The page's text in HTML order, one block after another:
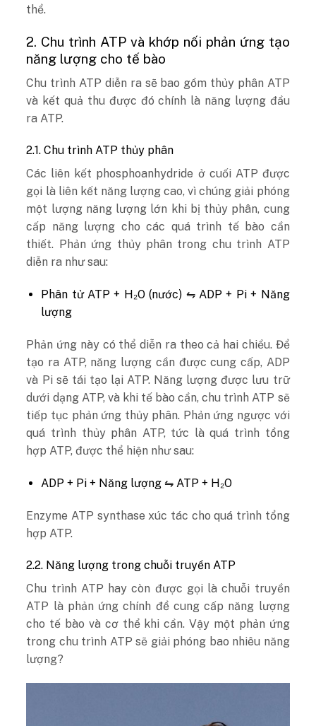
thể.
2. Chu trình ATP và khớp nối phản ứng tạo
năng lượng cho tế bào
Chu trình ATP diễn ra sẽ bao gồm thủy phân ATP
và kết quả thu được đó chính là năng lượng đầu
ra ATP.
2.1. Chu trình ATP thủy phân
Các liên kết phosphoanhydride ở cuối ATP được
gọi là liên kết năng lượng cao, vì chúng giải phóng
một lượng năng lượng lớn khi bị thủy phân, cung
cấp năng lượng cho các quá trình tế bào cần
thiết. Phản ứng thủy phân trong chu trình ATP
diễn ra như sau:
Phân tử ATP + H₂O (nước) ⇋ ADP + Pi + Năng
lượng
Phản ứng này có thể diễn ra theo cả hai chiều. Để
tạo ra ATP, năng lượng cần được cung cấp, ADP
và Pi sẽ tái tạo lại ATP. Năng lượng được lưu trữ
dưới dạng ATP, và khi tế bào cần, chu trình ATP sẽ
tiếp tục phản ứng thủy phân. Phản ứng ngược với
quá trình thủy phân ATP, tức là quá trình tổng
hợp ATP, được thể hiện như sau:
ADP + Pi + Năng lượng ⇋ ATP + H₂O
Enzyme ATP synthase xúc tác cho quá trình tổng
hợp ATP.
2.2. Năng lượng trong chuỗi truyền ATP
Chu trình ATP hay còn được gọi là chuỗi truyền
ATP là phản ứng chính để cung cấp năng lượng
cho tế bào và cơ thể khi cần. Vậy một phản ứng
trong chu trình ATP sẽ giải phóng bao nhiêu năng
lượng?